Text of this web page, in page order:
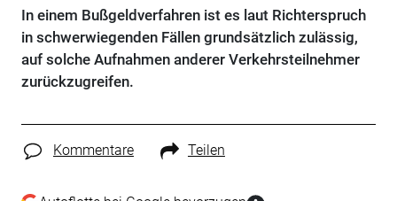
In einem Bußgeldverfahren ist es laut Richterspruch
in schwerwiegenden Fällen grundsätzlich zulässig,
auf solche Aufnahmen anderer Verkehrsteilnehmer
zurückzugreifen.
Kommentare Teilen